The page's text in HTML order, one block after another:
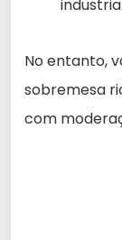
No entanto,
sobremesa
com